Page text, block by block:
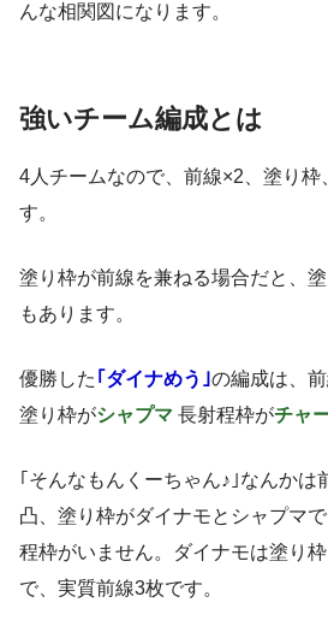
んな相関図になります。
強いチーム編成とは
4人チームなので、前線×2、塗り
す。
塗り枠が前線を兼ねる場合だと、
もあります。
優勝した ｢ダイナめう｣の編成は、
塗り枠がシャプマ 長射程枠がチャ
｢そんなもんくーちゃん♪｣なんかは
凸、塗り枠がダイナモとシャプマ
程枠がいません。ダイナモは塗り
で、実質前線3枚です。